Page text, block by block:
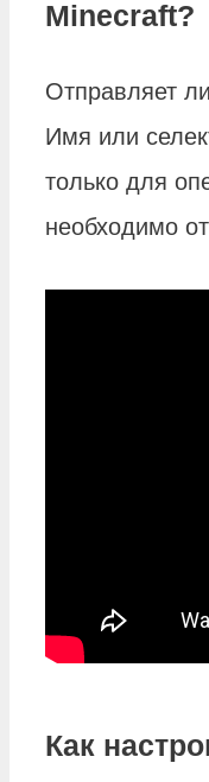
Minecraft?
Отправляет
Имя или
только для
необходимо
Как